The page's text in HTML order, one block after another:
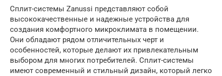
Сплит-системы Zanussi представляют собой
высококачественные и надежные устройства для
создания комфортного микроклимата в помещении.
Они обладают рядом отличительных черт и
особенностей, которые делают их привлекательным
выбором для многих потребителей. Сплит-системы
имеют современный и стильный дизайн, который легко